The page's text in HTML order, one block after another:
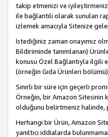
takip etmenizi ve
ile bağlantılı olarak sunulan
izlemek amacıyla Sitenize
İstediğiniz zaman onayımız
Bildiriminde tanımlanan)
konusu Özel Bağlantıyla ilgili
(örneğin Gıda Ürünleri
Sınırlı bir süre için geçerli
Örneğin, bir Amazon
olduğunu belirtmeniz halinde,
Herhangi bir Ürün, Amazon
yanıltıcı iddialarda